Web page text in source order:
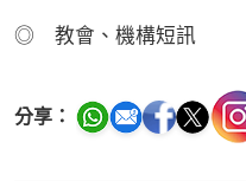
◎ 教會、機構短訊
分享：